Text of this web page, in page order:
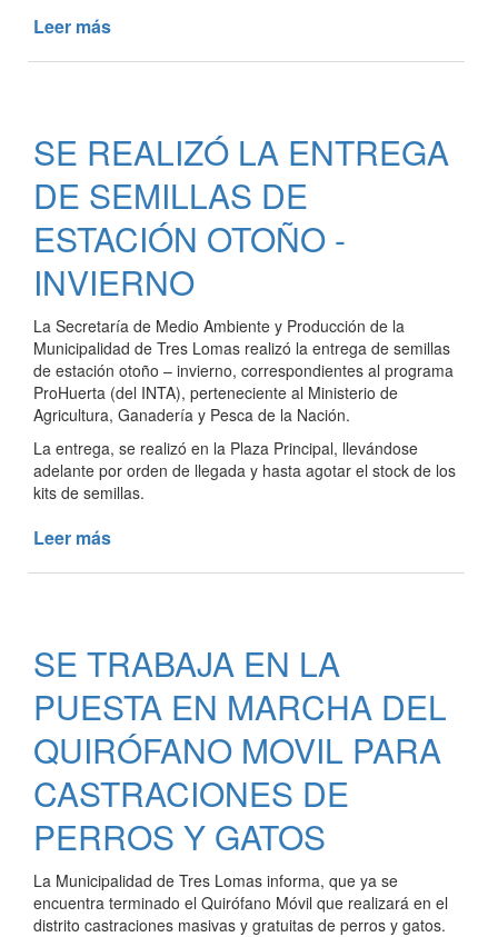
Leer más
SE REALIZÓ LA ENTREGA
DE SEMILLAS DE
ESTACIÓN OTOÑO -
INVIERNO
La Secretaría de Medio Ambiente y Producción de la
Municipalidad de Tres Lomas realizó la entrega de semillas
de estación otoño – invierno, correspondientes al programa
ProHuerta (del INTA), perteneciente al Ministerio de
Agricultura, Ganadería y Pesca de la Nación.
La entrega, se realizó en la Plaza Principal, llevándose
adelante por orden de llegada y hasta agotar el stock de los
kits de semillas.
Leer más
DE
SEMILLAS
DE
ESTACIÓN
OTOÑO
-
INVIERNO
SE TRABAJA EN LA
PUESTA EN MARCHA DEL
QUIRÓFANO MOVIL PARA
CASTRACIONES DE
PERROS Y GATOS
La Municipalidad de Tres Lomas informa, que ya se
encuentra terminado el Quirófano Móvil que realizará en el
distrito castraciones masivas y gratuitas de perros y gatos.